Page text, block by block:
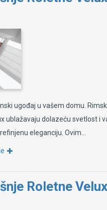
ugođaj u vašem domu.
ublažavaju dolazeću svetlost i
eleganciju. Ovim...
Roletne